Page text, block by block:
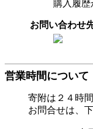
購入履
お問い合わせ
営業時間について
寄附は２４時
お問合せは、